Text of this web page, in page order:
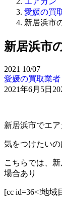
愛媛の買
新居浜市
新居浜市
2021 10/07
愛媛の買取業者
2021年6月5日
新居浜市でエ
気をつけたい
こちらでは、
場合あり
[cc id=36<!地域